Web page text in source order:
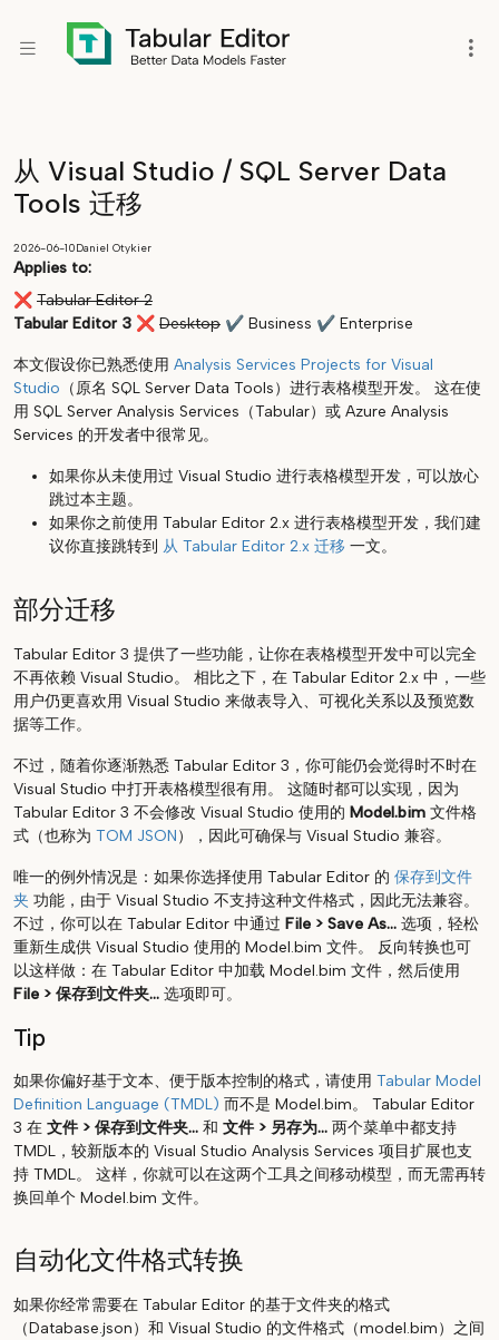
从 Visual Studio / SQL Server Data
Tools 迁移
2026-06-10Daniel Otykier
Applies to:
❌ Tabular Editor 2
Tabular Editor 3 ❌ Desktop ✔ Business ✔ Enterprise
本文假设你已熟悉使用 Analysis Services Projects for Visual
Studio （原名 SQL Server Data Tools）进行表格模型开发。 这在使
用 SQL Server Analysis Services（Tabular）或 Azure Analysis
Services 的开发者中很常见。
如果你从未使用过 Visual Studio 进行表格模型开发，可以放心
跳过本主题。
如果你之前使用 Tabular Editor 2.x 进行表格模型开发，我们建
议你直接跳转到 从 Tabular Editor 2.x 迁移 一文。
部分迁移
Tabular Editor 3 提供了一些功能，让你在表格模型开发中可以完全
不再依赖 Visual Studio。 相比之下，在 Tabular Editor 2.x 中，一些
用户仍更喜欢用 Visual Studio 来做表导入、可视化关系以及预览数
据等工作。
不过，随着你逐渐熟悉 Tabular Editor 3，你可能仍会觉得时不时在
Visual Studio 中打开表格模型很有用。 这随时都可以实现，因为
Tabular Editor 3 不会修改 Visual Studio 使用的 Model.bim 文件格
式（也称为 TOM JSON），因此可确保与 Visual Studio 兼容。
唯一的例外情况是：如果你选择使用 Tabular Editor 的 保存到文件
夹 功能，由于 Visual Studio 不支持这种文件格式，因此无法兼容。
不过，你可以在 Tabular Editor 中通过 File > Save As... 选项，轻松
重新生成供 Visual Studio 使用的 Model.bim 文件。 反向转换也可
以这样做：在 Tabular Editor 中加载 Model.bim 文件，然后使用
File > 保存到文件夹... 选项即可。
Tip
如果你偏好基于文本、便于版本控制的格式，请使用 Tabular Model
Definition Language (TMDL) 而不是 Model.bim。 Tabular Editor
3 在 文件 > 保存到文件夹... 和 文件 > 另存为... 两个菜单中都支持
TMDL，较新版本的 Visual Studio Analysis Services 项目扩展也支
持 TMDL。 这样，你就可以在这两个工具之间移动模型，而无需再转
换回单个 Model.bim 文件。
自动化文件格式转换
如果你经常需要在 Tabular Editor 的基于文件夹的格式
（Database.json）和 Visual Studio 的文件格式（model.bim）之间